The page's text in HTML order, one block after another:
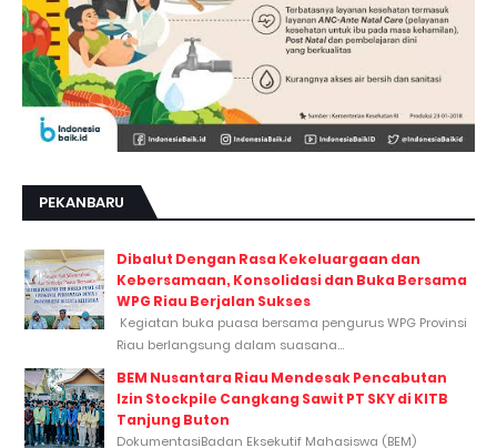
PEKANBARU
Dibalut Dengan Rasa Kekeluargaan dan
Kebersamaan, Konsolidasi dan Buka Bersama
WPG Riau Berjalan Sukses
Kegiatan buka puasa bersama pengurus WPG Provinsi
Riau berlangsung dalam suasana...
BEM Nusantara Riau Mendesak Pencabutan
Izin Stockpile Cangkang Sawit PT SKY di KITB
Tanjung Buton
DokumentasiBadan Eksekutif Mahasiswa (BEM)